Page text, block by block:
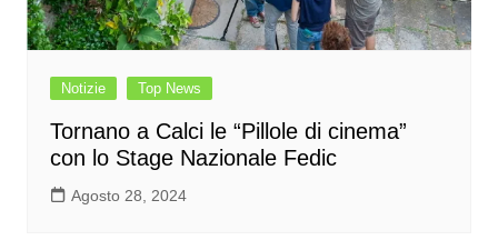
Notizie Top News
Tornano a Calci le “Pillole di cinema”
con lo Stage Nazionale Fedic
Agosto 28, 2024